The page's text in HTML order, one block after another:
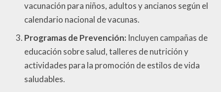
vacunación para niños, adultos y ancianos según el
calendario nacional de vacunas.
Programas de Prevención: Incluyen campañas de
educación sobre salud, talleres de nutrición y
actividades para la promoción de estilos de vida
saludables.